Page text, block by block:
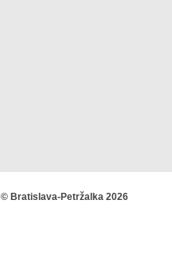
© Bratislava-Petržalka 2026